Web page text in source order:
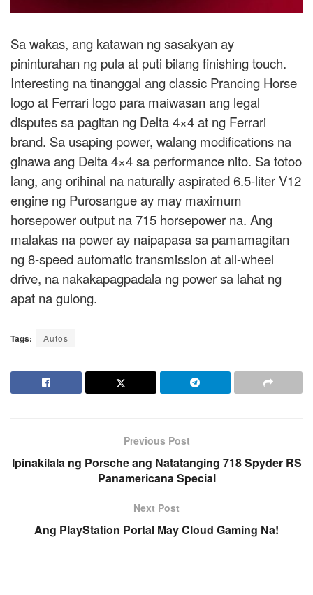
Sa wakas, ang katawan ng sasakyan ay
pininturahan ng pula at puti bilang finishing touch.
Interesting na tinanggal ang classic Prancing Horse
logo at Ferrari logo para maiwasan ang legal
disputes sa pagitan ng Delta 4×4 at ng Ferrari
brand. Sa usaping power, walang modifications na
ginawa ang Delta 4×4 sa performance nito. Sa totoo
lang, ang orihinal na naturally aspirated 6.5-liter V12
engine ng Purosangue ay may maximum
horsepower output na 715 horsepower na. Ang
malakas na power ay naipapasa sa pamamagitan
ng 8-speed automatic transmission at all-wheel
drive, na nakakapagpadala ng power sa lahat ng
apat na gulong.
Tags: Autos
Previous Post
Ipinakilala ng Porsche ang Natatanging 718 Spyder RS
Panamericana Special
Next Post
Ang PlayStation Portal May Cloud Gaming Na!